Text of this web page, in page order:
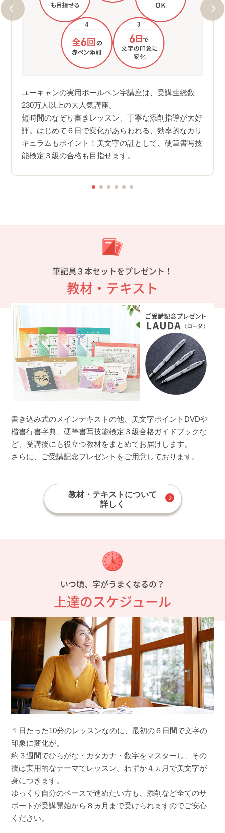
ユーキャンの実用ボールペン字講座は、受講生総数
230万人以上の大人気講座。
短時間のなぞり書きレッスン、丁寧な添削指導が大好
評。はじめて６日で変化があらわれる、効率的なカリ
キュラムもポイント！美文字の証として、硬筆書写技
能検定３級の合格も目指せます。
筆記具３本セットをプレゼント！
教材・テキスト
書き込み式のメインテキストの他、美文字ポイントDVDや
楷書行書字典、硬筆書写技能検定３級合格ガイドブックな
ど、受講後にも役立つ教材をまとめてお届けします。
さらに、ご受講記念プレゼントをご用意しております。
教材・テキストについて
詳しく
いつ頃、字がうまくなるの？
上達のスケジュール
１日たった10分のレッスンなのに、最初の６日間で文字の
印象に変化が。
約３週間でひらがな・カタカナ・数字をマスターし、その
後は実用的なテーマでレッスン。わずか４ヵ月で美文字が
身につきます。
ゆっくり自分のペースで進めたい方も、添削など全てのサ
ポートが受講開始から８ヵ月まで受けられますのでご安心
ください。